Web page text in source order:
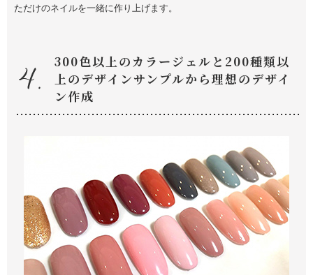
ただけのネイルを一緒に作り上げます。
300色以上のカラージェルと200種類以
上のデザインサンプルから理想のデザイ
ン作成